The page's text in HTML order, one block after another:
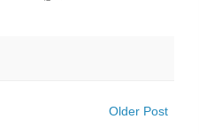
Older Post